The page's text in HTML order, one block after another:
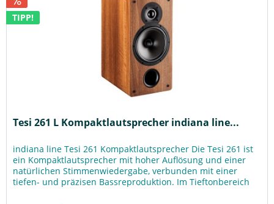
TIPP!
Tesi 261 L Kompaktlautsprecher indiana line...
indiana line Tesi 261 Kompaktlautsprecher Die Tesi 261 ist
ein Kompaktlautsprecher mit hoher Auflösung und einer
natürlichen Stimmenwiedergabe, verbunden mit einer
tiefen- und präzisen Bassreproduktion. Im Tieftonbereich